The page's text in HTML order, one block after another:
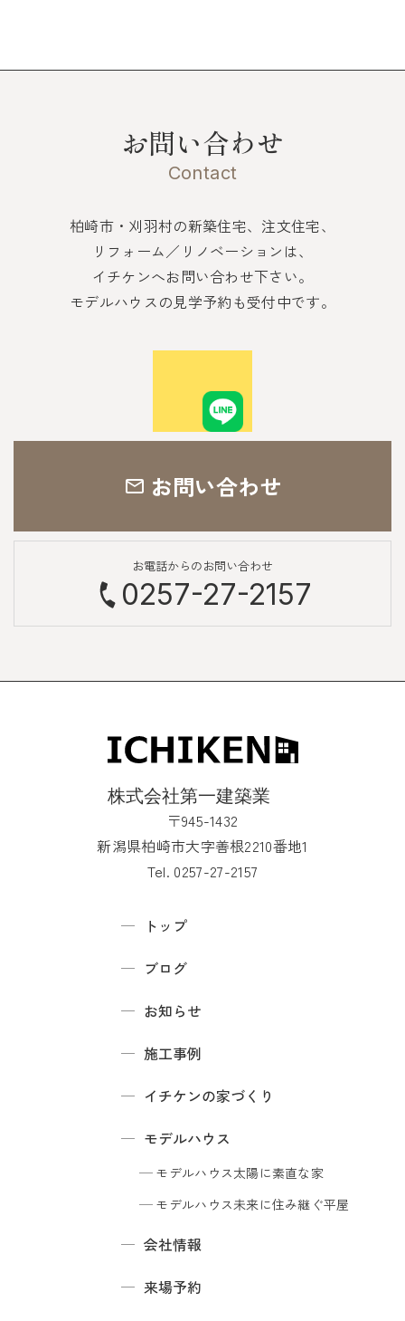
お問い合わせ
Contact
柏崎市・刈羽村の新築住宅、注文住宅、
リフォーム／リノベーションは、
イチケンへお問い合わせ下さい。
モデルハウスの見学予約も受付中です。
お問い合わせ
お電話からのお問い合わせ
0257-27-2157
〒945-1432
新潟県柏崎市大字善根2210番地1
Tel. 0257-27-2157
トップ
ブログ
お知らせ
施工事例
イチケンの家づくり
モデルハウス
モデルハウス太陽に素直な家
モデルハウス未来に住み継ぐ平屋
会社情報
来場予約